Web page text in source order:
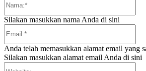
Silakan masukkan nama Anda di sini
Anda telah memasukkan alamat email yang
Silakan masukkan alamat email Anda di sini